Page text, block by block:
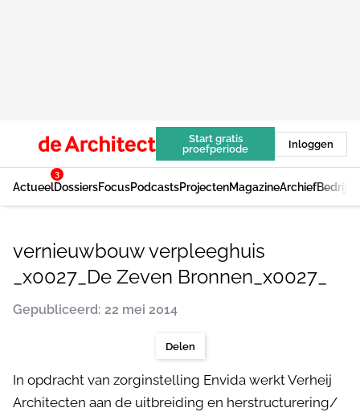
Start gratis
proefperiode
Inloggen
Actueel
3
DossiersFocusPodcastsProjectenMagazineArchief
vernieuwbouw verpleeghuis
_x0027_De Zeven Bronnen_x0027_
Gepubliceerd: 22 mei 2014
Delen
In opdracht van zorginstelling Envida werkt Verheij
Architecten aan de uitbreiding en herstructurering/